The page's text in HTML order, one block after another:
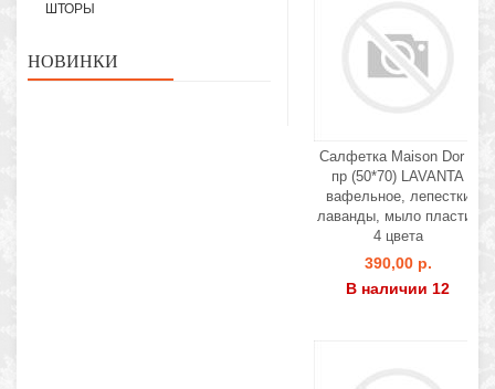
ШТОРЫ
НОВИНКИ
Салфетка Maison Dor 1
пр (50*70) LAVANTA
вафельное, лепестки
лаванды, мыло пластик
4 цвета
390,00 р.
В наличии 12